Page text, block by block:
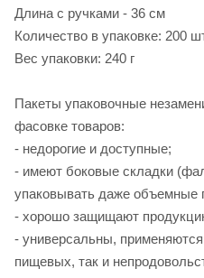
Длина с ручками - 36 см
Количество в упаковке: 200
Вес упаковки: 240 г
Пакеты упаковочные
фасовке товаров:
- недорогие и доступные;
- имеют боковые складки
упаковывать даже объемные
- хорошо защищают
- универсальны,
пищевых, так и